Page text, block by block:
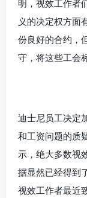
明，视效工作者
义的决定权方面
份良好的合约，
守，将这些工会
迪士尼员工决定
和工资问题的质
示，绝大多数视
据显然已经得到
视效工作者最近